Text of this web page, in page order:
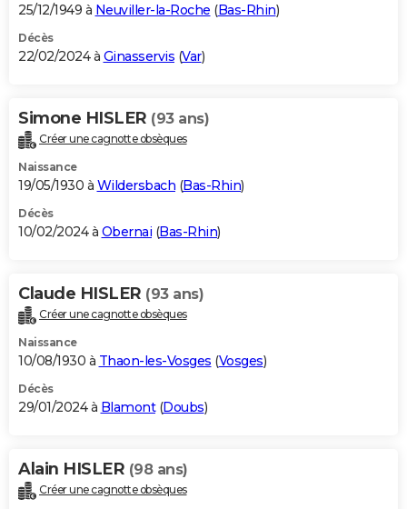
25/12/1949 à Neuviller-la-Roche (Bas-Rhin)
Décès
22/02/2024 à Ginasservis (Var)
Simone HISLER (93 ans)
Créer une cagnotte obsèques
Naissance
19/05/1930 à Wildersbach (Bas-Rhin)
Décès
10/02/2024 à Obernai (Bas-Rhin)
Claude HISLER (93 ans)
Créer une cagnotte obsèques
Naissance
10/08/1930 à Thaon-les-Vosges (Vosges)
Décès
29/01/2024 à Blamont(Doubs)
Alain HISLER (98 ans)
Créer une cagnotte obsèques